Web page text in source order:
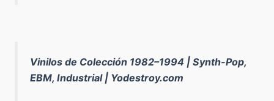
Vinilos de Colección 1982–1994 | Synth-Pop,
EBM, Industrial | Yodestroy.com